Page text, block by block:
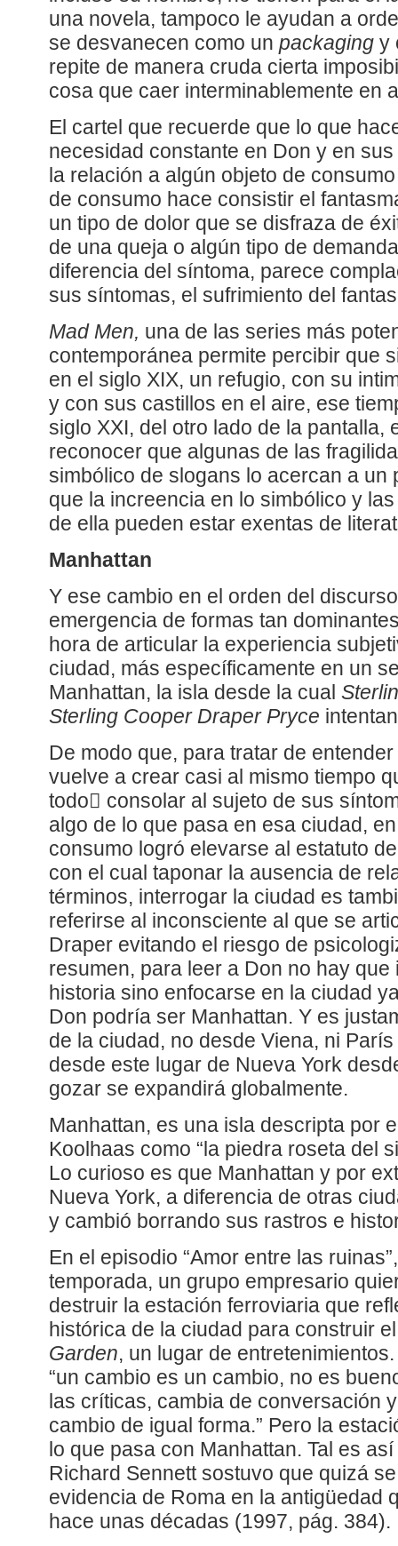
una novela, tampoco le ayudan a
se desvanecen como un packaging y
repite de manera cruda cierta
cosa que caer interminablemente en
El cartel que recuerde que lo que
necesidad constante en Don y en
la relación a algún objeto de
de consumo hace consistir el
un tipo de dolor que se disfraza de
de una queja o algún tipo de
diferencia del síntoma, parece
sus síntomas, el sufrimiento del
Mad Men, una de las series más
contemporánea permite percibir que
en el siglo XIX, un refugio, con su
y con sus castillos en el aire, ese
siglo XXI, del otro lado de la pantalla,
reconocer que algunas de las
simbólico de slogans lo acercan a un
que la increencia en lo simbólico y
de ella pueden estar exentas de
Manhattan
Y ese cambio en el orden del
emergencia de formas tan
hora de articular la experiencia
ciudad, más específicamente en un
Manhattan, la isla desde la cual
Sterling Cooper Draper Pryce
De modo que, para tratar de
vuelve a crear casi al mismo tiempo
todo consolar al sujeto de sus
algo de lo que pasa en esa ciudad,
consumo logró elevarse al estatuto
con el cual taponar la ausencia de
términos, interrogar la ciudad es
referirse al inconsciente al que se
Draper evitando el riesgo de
resumen, para leer a Don no hay
historia sino enfocarse en la ciudad
Don podría ser Manhattan. Y es
de la ciudad, no desde Viena, ni
desde este lugar de Nueva York
gozar se expandirá globalmente.
Manhattan, es una isla descripta por
Koolhaas como “la piedra roseta del
Lo curioso es que Manhattan y por
Nueva York, a diferencia de otras
y cambió borrando sus rastros e
En el episodio “Amor entre las
temporada, un grupo empresario
destruir la estación ferroviaria que
histórica de la ciudad para construir
Garden, un lugar de
“un cambio es un cambio, no es
las críticas, cambia de conversación
cambio de igual forma.” Pero la
lo que pasa con Manhattan. Tal es
Richard Sennett sostuvo que quizá
evidencia de Roma en la antigüedad
hace unas décadas (1997, pág. 384).